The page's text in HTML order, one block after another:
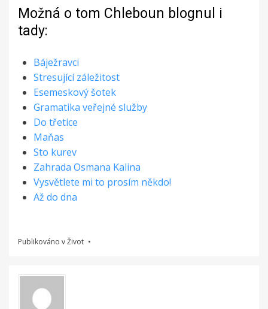
Možná o tom Chleboun blognul i
tady:
Báježravci
Stresující záležitost
Esemeskový šotek
Gramatika veřejné služby
Do třetice
Maňas
Sto kurev
Zahrada Osmana Kalina
Vysvětlete mi to prosím někdo!
Až do dna
Publikováno vŽivot